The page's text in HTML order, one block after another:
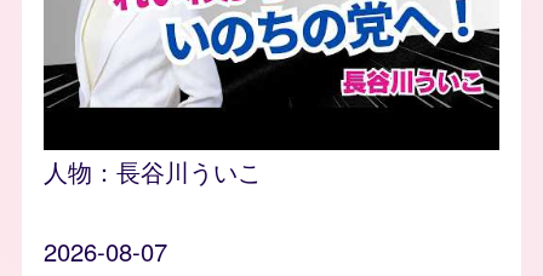
人物： 長谷川ういこ
2026-08-07